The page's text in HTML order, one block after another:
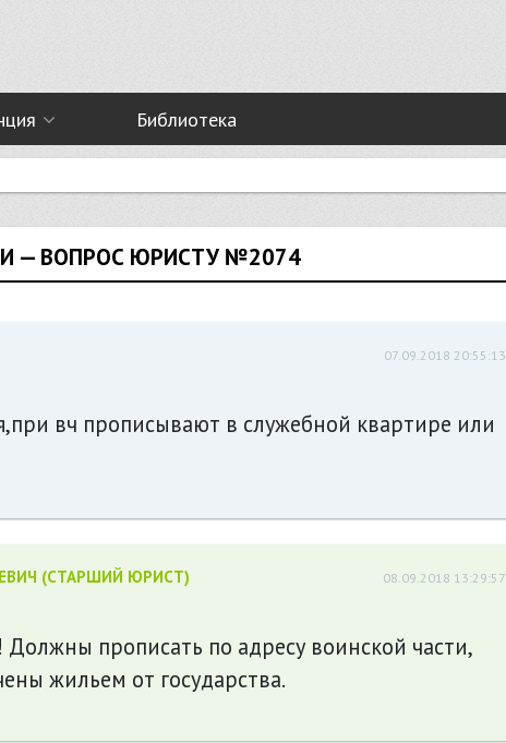
Библиотека
— ВОПРОС ЮРИСТУ №2074
07.09.2018 20:55:13
вч прописывают в служебной квартире или
(СТАРШИЙ ЮРИСТ) 08.09.2018 13:29:57
Должны прописать по адресу воинской части,
жильем от государства.